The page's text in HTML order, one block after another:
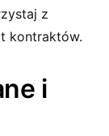
z
kontraktów.
i